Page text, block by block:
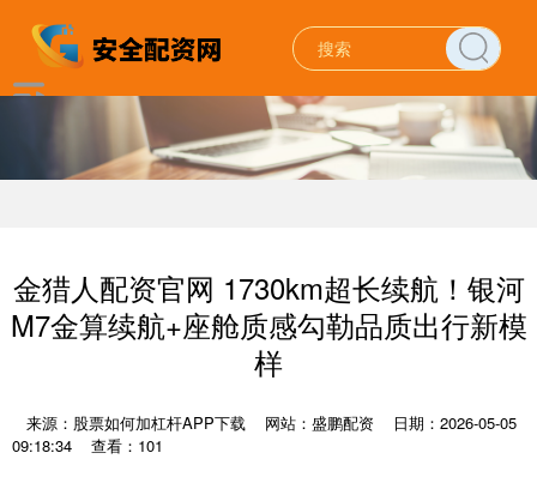
金猎人配资官网 1730km超长续航！银河
M7金算续航+座舱质感勾勒品质出行新模
样
来源：股票如何加杠杆APP下载 网站：盛鹏配资
日期：2026-05-05
09:18:34
查看：101